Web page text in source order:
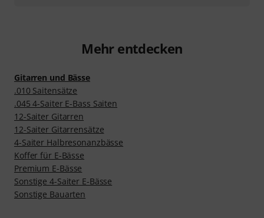
Mehr entdecken
Gitarren und Bässe
.010 Saitensätze
.045 4-Saiter E-Bass Saiten
12-Saiter Gitarren
12-Saiter Gitarrensätze
4-Saiter Halbresonanzbässe
Koffer für E-Bässe
Premium E-Bässe
Sonstige 4-Saiter E-Bässe
Sonstige Bauarten